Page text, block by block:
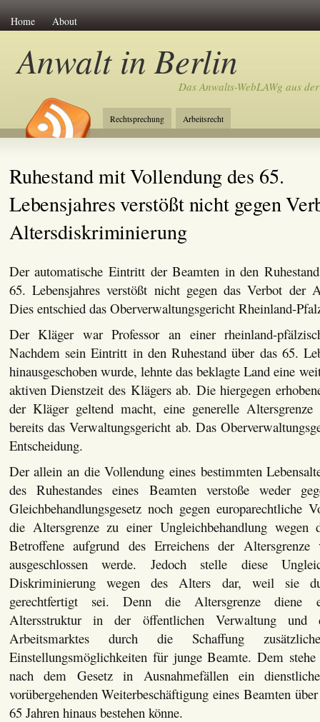
Home About
Anwalt in Berlin
Das Anwalts-WebLAWg aus
Rechtsprechung Arbeitsrecht
Ruhestand mit Vollendung des 65.
Lebensjahres verstößt nicht gegen
Altersdiskriminierung
Der automatische Eintritt der Beamten in den
65. Lebensjahres verstößt nicht gegen das Verbot der
Dies entschied das Oberverwaltungsgericht Rheinland-
Der Kläger war Professor an einer rheinland-
Nachdem sein Eintritt in den Ruhestand über das 65.
hinausgeschoben wurde, lehnte das beklagte Land eine
aktiven Dienstzeit des Klägers ab. Die hiergegen
der Kläger geltend macht, eine generelle
bereits das Verwaltungsgericht ab. Das
Entscheidung.
Der allein an die Vollendung eines bestimmten
des Ruhestandes eines Beamten verstoße weder
Gleichbehandlungsgesetz noch gegen europarechtliche
die Altersgrenze zu einer Ungleichbehandlung
Betroffene aufgrund des Erreichens der
ausgeschlossen werde. Jedoch stelle diese
Diskriminierung wegen des Alters dar, weil sie
gerechtfertigt sei. Denn die Altersgrenze diene
Altersstruktur in der öffentlichen Verwaltung und
Arbeitsmarktes durch die Schaffung
Einstellungsmöglichkeiten für junge Beamte. Dem stehe
nach dem Gesetz in Ausnahmefällen ein
vorübergehenden Weiterbeschäftigung eines Beamten
65 Jahren hinaus bestehen könne.